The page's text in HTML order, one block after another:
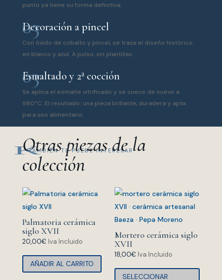
punto ya tiene su forma definitiva.
03
Decoración a pincel
Con óxido de cobalto y pincel, se traza el diseño histórico
en blanco y azul. A pulso, sin plantillas.
03
Esmaltado y 2ª cocción
Se aplica el esmalte vitrificado y se cuece de nuevo a
980°C. El resultado: una pieza brillante, duradera y apta
para uso alimentario.
KTAMBIÉN TE PUEDE INTERESAR
Otras piezas de la
colección
Palmatoria cerámica
siglo XVII
20,00€ Iva Incluido
AÑADIR AL CARRITO
Mortero cerámica siglo
XVII
18,00€ Iva Incluido
SELECCIONAR
Este